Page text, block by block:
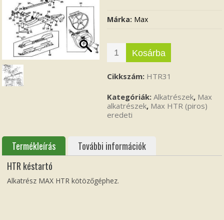
Márka: Max
Kosárba
Cikkszám: HTR31
Kategóriák:Alkatrészek, Max
alkatrészek, Max HTR (piros)
eredeti
Termékleírás
További információk
HTR késtartó
Alkatrész MAX HTR kötözőgéphez.